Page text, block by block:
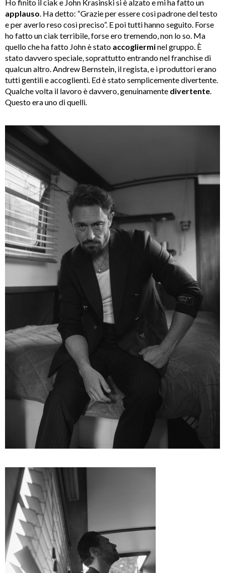
Ho finito il ciak e John Krasinski si è alzato e mi ha fatto un
applauso. Ha detto: “Grazie per essere così padrone del testo
e per averlo reso così preciso”. E poi tutti hanno seguito. Forse
ho fatto un ciak terribile, forse ero tremendo, non lo so. Ma
quello che ha fatto John è stato accoglierminel gruppo. È
stato davvero speciale, soprattutto entrando nel franchise di
qualcun altro. Andrew Bernstein, il regista, e i produttori erano
tutti gentili e accoglienti. Ed è stato semplicemente divertente.
Qualche volta il lavoro è davvero, genuinamente divertente.
Questo era uno di quelli.